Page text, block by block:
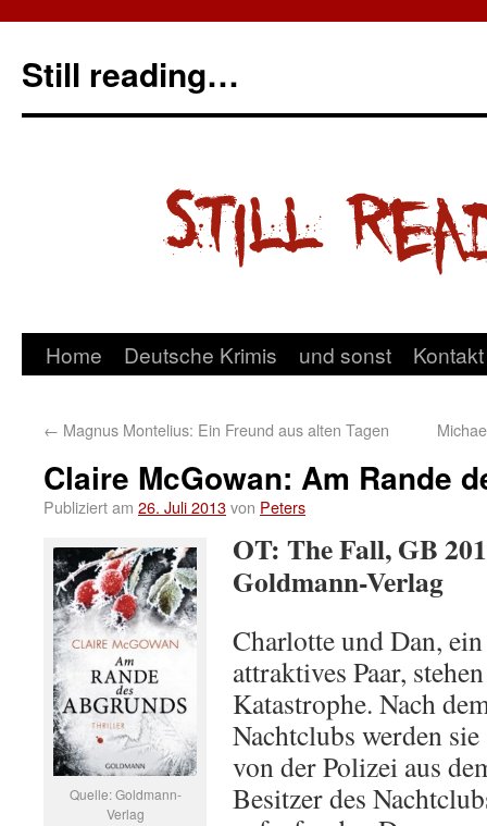
Still reading…
Home Deutsche Krimis und sonst Kontakt
← Magnus Montelius: Ein Freund aus alten Tagen
Claire McGowan: Am Rande
Publiziert am 26. Juli 2013von Peters
Quelle: Goldmann-
Verlag
OT: The Fall, GB
Goldmann-Verlag
Charlotte und Dan,
attraktives Paar,
Katastrophe. Nach
Nachtclubs werden
von der Polizei aus
Besitzer des